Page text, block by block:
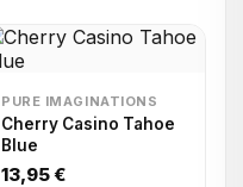
PURE IMAGINATIONS
Cherry Casino Tahoe
Blue
13,95 €